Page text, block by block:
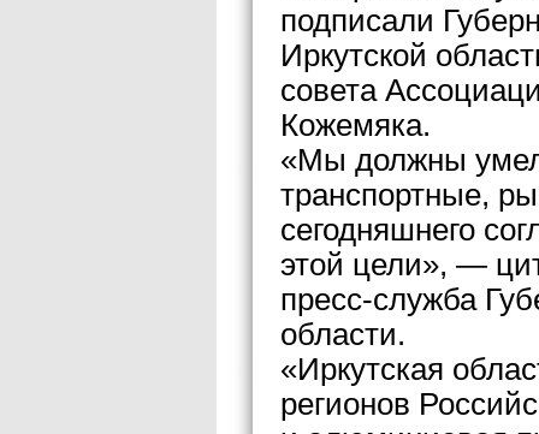
подписали
Иркутской
совета
Кожемяка.
«Мы должны
транспортные,
сегодняшнего
этой цели», —
пресс-служба
области.
«Иркутская
регионов